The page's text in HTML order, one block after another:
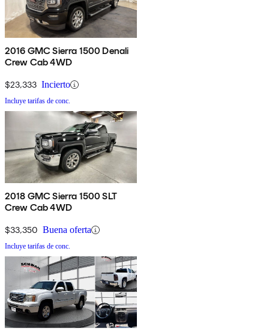
2016 GMC Sierra 1500 Denali
Crew Cab 4WD
$23,333 Incierto
Incluye tarifas de conc.
2018 GMC Sierra 1500 SLT
Crew Cab 4WD
$33,350 Buena oferta
Incluye tarifas de conc.